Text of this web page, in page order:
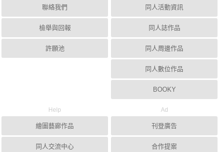
聯絡我們
檢舉與回報
許願池
同人活動資訊
同人誌作品
同人周邊作品
同人數位作品
BOOKY
Help
繪圖藝廊作品
同人交流中心
Ad
刊登廣告
合作提案